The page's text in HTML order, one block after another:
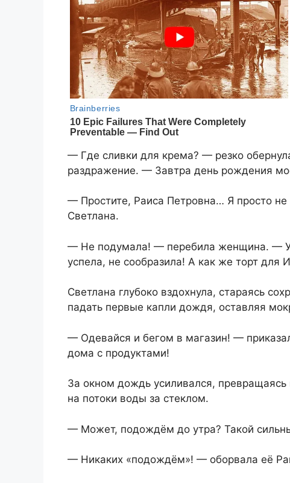
— Где сливки для крема? — резко
раздражение. — Завтра день рождения
— Простите, Раиса Петровна… Я просто
Светлана.
— Не подумала! — перебила женщина. — У
успела, не сообразила! А как же торт для
Светлана глубоко вздохнула, стараясь
падать первые капли дождя, оставляя
— Одевайся и бегом в магазин! —
дома с продуктами!
За окном дождь усиливался,
на потоки воды за стеклом.
— Может, подождём до утра? Такой
— Никаких «подождём»! — оборвала её